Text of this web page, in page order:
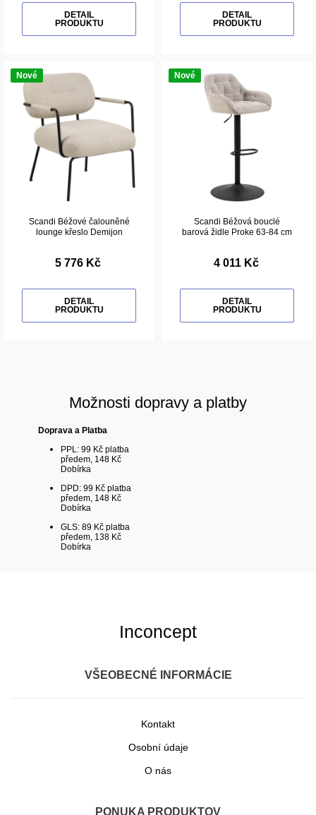
DETAIL
PRODUKTU
DETAIL
PRODUKTU
Nové
Scandi Béžové čalouněné
lounge křeslo Demijon
5 776 Kč
DETAIL
PRODUKTU
Nové
Scandi Béžová bouclé
barová židle Proke 63-84 cm
4 011 Kč
DETAIL
PRODUKTU
Možnosti dopravy a platby
Doprava a Platba
PPL: 99 Kč platba
předem, 148 Kč
Dobírka
DPD: 99 Kč platba
předem, 148 Kč
Dobírka
GLS: 89 Kč platba
předem, 138 Kč
Dobírka
Inconcept
VŠEOBECNÉ INFORMÁCIE
Kontakt
Osobní údaje
O nás
PONUKA PRODUKTOV